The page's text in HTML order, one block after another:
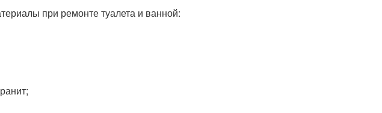
при ремонте туалета и ванной: